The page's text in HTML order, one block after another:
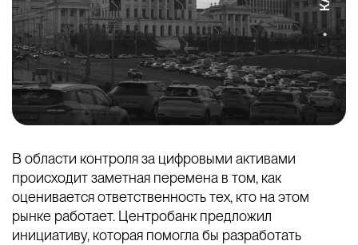
В области контроля за цифровыми активами
происходит заметная перемена в том, как
оценивается ответственность тех, кто на этом
рынке работает. Центробанк предложил
инициативу, которая помогла бы разработать